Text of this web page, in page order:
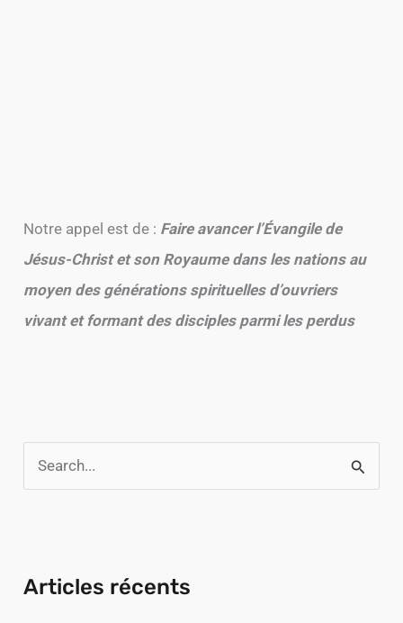
Notre appel est de : Faire avancer l’Évangile de
Jésus-Christ et son Royaume dans les nations au
moyen des générations spirituelles d’ouvriers
vivant et formant des disciples parmi les perdus
e
Articles récents